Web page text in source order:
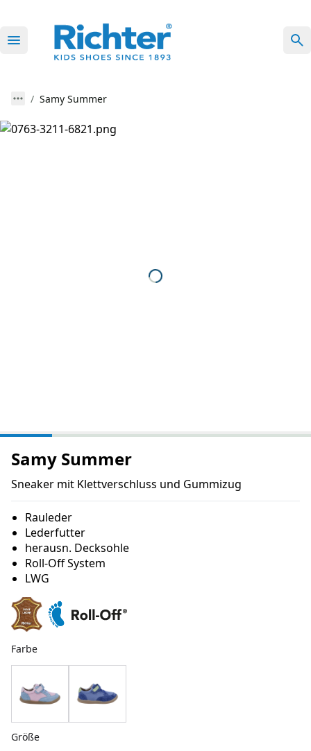
Samy Summer
Samy Summer
Sneaker mit Klettverschluss und Gummizug
Rauleder
Lederfutter
herausn. Decksohle
Roll-Off System
LWG
Farbe
Größe